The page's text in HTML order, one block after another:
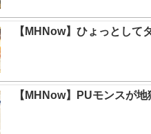
【MHNow】ひょっとして
【MHNow】PUモンスが